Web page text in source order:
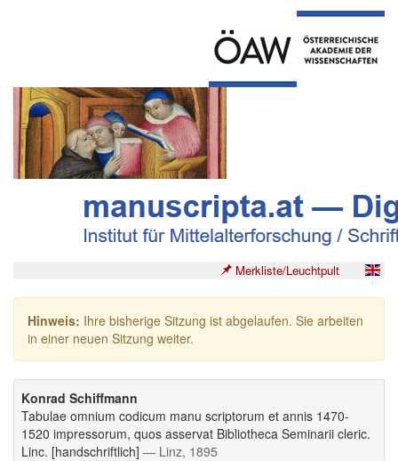
Merkliste/Leuchtpult
Hinweis: Ihre bisherige Sitzung ist abgelaufen. Sie arbeiten
in einer neuen Sitzung weiter.
Konrad Schiffmann
Tabulae omnium codicum manu scriptorum et annis 1470-
1520 impressorum, quos asservat Bibliotheca Seminarii cleric.
Linc. [handschriftlich] — Linz, 1895